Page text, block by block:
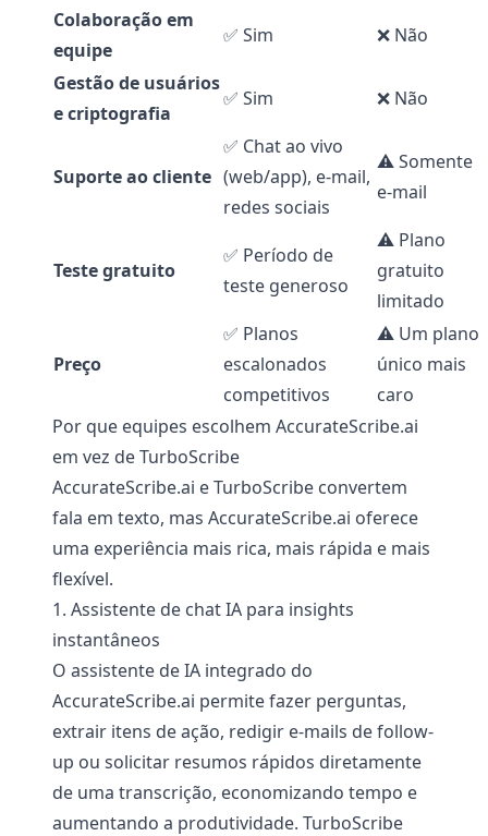
Colaboração em
equipe
✅ Sim
❌ Não
Gestão de usuários
e criptografia
✅ Sim ❌ Não
Suporte ao cliente
✅ Chat ao vivo
(web/app), e-mail,
redes sociais
⚠️ Somente
e-mail
Teste gratuito
✅ Período de
teste generoso
⚠️ Plano
gratuito
limitado
Preço
✅ Planos
escalonados
competitivos
⚠️ Um plano
único mais
caro
Por que equipes escolhem AccurateScribe.ai
em vez de TurboScribe
AccurateScribe.ai e TurboScribe convertem
fala em texto, mas AccurateScribe.ai oferece
uma experiência mais rica, mais rápida e mais
flexível.
1. Assistente de chat IA para insights
instantâneos
O assistente de IA integrado do
AccurateScribe.ai permite fazer perguntas,
extrair itens de ação, redigir e-mails de follow-
up ou solicitar resumos rápidos diretamente
de uma transcrição, economizando tempo e
aumentando a produtividade. TurboScribe